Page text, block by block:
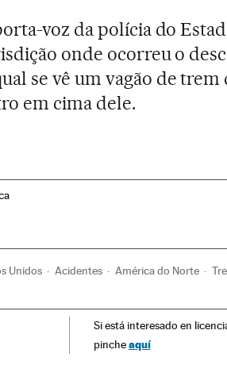
voz da polícia do
onde ocorreu o
se vê um vagão de trem
em cima dele.
Unidos Acidentes América do Norte
Si está interesado en
pincheaquí